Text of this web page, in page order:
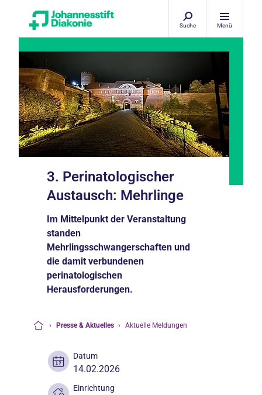
Suche Menü
3. Perinatologischer
Austausch: Mehrlinge
Im Mittelpunkt der Veranstaltung
standen
Mehrlingsschwangerschaften und
die damit verbundenen
perinatologischen
Herausforderungen.
› Presse & Aktuelles › Aktuelle Meldungen
Datum
14.02.2026
Einrichtung